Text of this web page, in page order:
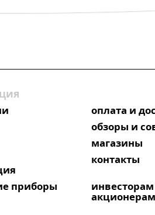
оплата и
обзоры и
магазины
контакты
приборы
акционерам